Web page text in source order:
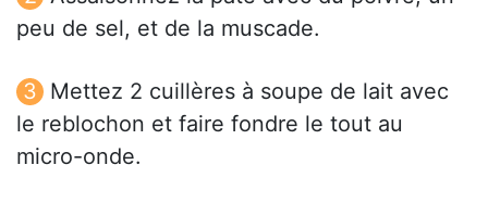
peu de sel, et de la muscade.
Mettez 2 cuillères à soupe de lait avec
le reblochon et faire fondre le tout au
micro-onde.